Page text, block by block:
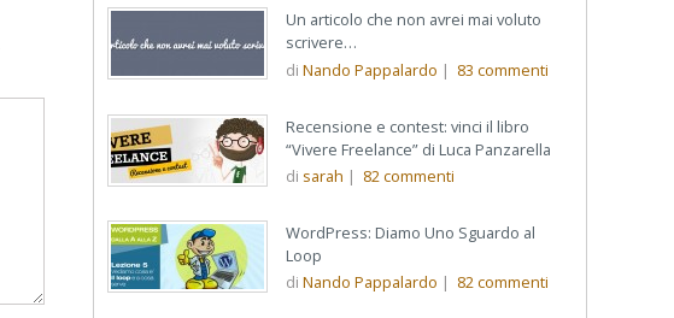
Un articolo che non avrei mai voluto
scrivere…
di Nando Pappalardo | 83 commenti
Recensione e contest: vinci il libro
“Vivere Freelance” di Luca Panzarella
di sarah | 82commenti
WordPress: Diamo Uno Sguardo al
Loop
di Nando Pappalardo | 82commenti